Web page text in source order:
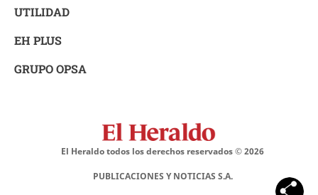
UTILIDAD
EH PLUS
GRUPO OPSA
El Heraldo todos los derechos reservados ©2026
PUBLICACIONES Y NOTICIAS S.A.